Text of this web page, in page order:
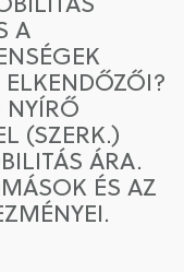
A
A
NYÍRŐ
(SZERK.)
ÁRA.
ÉS AZ